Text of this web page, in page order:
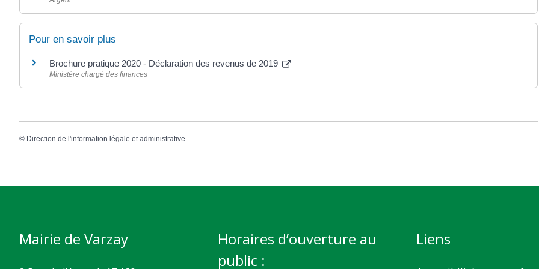
Pour en savoir plus
Brochure pratique 2020 - Déclaration des revenus de 2019
Ministère chargé des finances
© Direction de l'information légale et administrative
Mairie de Varzay
Horaires d’ouverture au
public :
Liens